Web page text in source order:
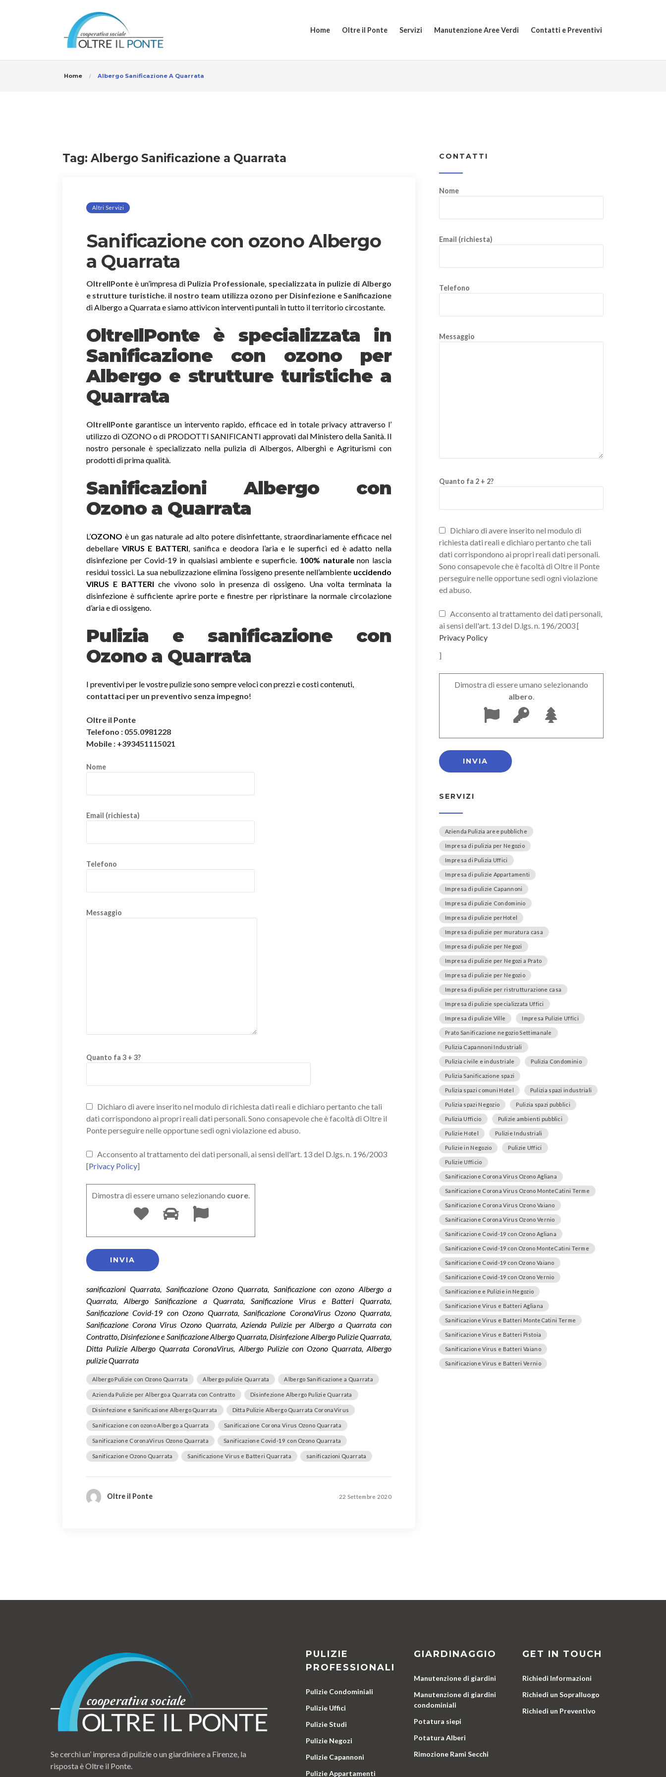
Home Oltre il Ponte Servizi Manutenzione Aree Verdi Contatti e Preventivi
Home Albergo Sanificazione A Quarrata
Tag: Albergo Sanificazione a Quarrata
Altri Servizi
Sanificazione con ozono Albergo
a Quarrata
OltreIlPonte è un’impresa di Pulizia Professionale, specializzata in pulizie di Albergo
e strutture turistiche. il nostro team utilizza ozono per Disinfezione e Sanificazione
di Albergo a Quarrata e siamo attivicon interventi puntali in tutto il territorio circostante.
OltreIlPonte è specializzata in
Sanificazione con ozono per
Albergo e strutture turistiche a
Quarrata
OltreIlPonte garantisce un intervento rapido, efficace ed in totale privacy attraverso l’
utilizzo di OZONO o di PRODOTTI SANIFICANTI approvati dal Ministero della Sanità. Il
nostro personale è specializzato nella pulizia di Albergos, Alberghi e Agriturismi con
prodotti di prima qualità.
Sanificazioni Albergo con
Ozono a Quarrata
L’OZONO è un gas naturale ad alto potere disinfettante, straordinariamente efficace nel
debellare VIRUS E BATTERI, sanifica e deodora l’aria e le superfici ed è adatto nella
disinfezione per Covid-19 in qualsiasi ambiente e superficie. 100% naturalenon lascia
residui tossici. La sua nebulizzazione elimina l’ossigeno presente nell’ambiente uccidendo
VIRUS E BATTERI che vivono solo in presenza di ossigeno. Una volta terminata la
disinfezione è sufficiente aprire porte e finestre per ripristinare la normale circolazione
d’aria e di ossigeno.
Pulizia e sanificazione con
Ozono a Quarrata
I preventivi per le vostre pulizie sono sempre veloci con prezzi e costi contenuti,
contattaci per un preventivo senza impegno!
Oltre il Ponte
Telefono : 055.0981228
Mobile : +393451115021
Nome
Email (richiesta)
Telefono
Messaggio
Quanto fa 3 + 3?
Dichiaro di avere inserito nel modulo di richiesta dati reali e dichiaro pertanto che tali
dati corrispondono ai propri reali dati personali. Sono consapevole che è facoltà di Oltre il
Ponte perseguire nelle opportune sedi ogni violazione ed abuso.
Acconsento al trattamento dei dati personali, ai sensi dell'art. 13 del D.lgs. n. 196/2003
[Privacy Policy]
Dimostra di essere umano selezionando cuore.
sanificazioni Quarrata, Sanificazione Ozono Quarrata, Sanificazione con ozono Albergo a
Quarrata, Albergo Sanificazione a Quarrata, Sanificazione Virus e Batteri Quarrata,
Sanificazione Covid-19 con Ozono Quarrata, Sanificazione CoronaVirus Ozono Quarrata,
Sanificazione Corona Virus Ozono Quarrata, Azienda Pulizie per Albergo a Quarrata con
Contratto, Disinfezione e Sanificazione Albergo Quarrata, Disinfezione Albergo Pulizie Quarrata,
Ditta Pulizie Albergo Quarrata CoronaVirus, Albergo Pulizie con Ozono Quarrata, Albergo
pulizie Quarrata
Albergo Pulizie con Ozono Quarrata Albergo pulizie Quarrata Albergo Sanificazione a Quarrata
Azienda Pulizie per Albergo a Quarrata con Contratto Disinfezione Albergo Pulizie Quarrata
Disinfezione e Sanificazione Albergo Quarrata Ditta Pulizie Albergo Quarrata CoronaVirus
Sanificazione con ozono Albergo a Quarrata Sanificazione Corona Virus Ozono Quarrata
Sanificazione CoronaVirus Ozono Quarrata Sanificazione Covid-19 con Ozono Quarrata
Sanificazione Ozono Quarrata Sanificazione Virus e Batteri Quarrata sanificazioni Quarrata
Oltre il Ponte 22 Settembre 2020
CONTATTI
Nome
Email (richiesta)
Telefono
Messaggio
Quanto fa 2 + 2?
Dichiaro di avere inserito nel modulo di
richiesta dati reali e dichiaro pertanto che tali
dati corrispondono ai propri reali dati personali.
Sono consapevole che è facoltà di Oltre il Ponte
perseguire nelle opportune sedi ogni violazione
ed abuso.
Acconsento al trattamento dei dati personali,
ai sensi dell'art. 13 del D.lgs. n. 196/2003 [
Privacy Policy
]
Dimostra di essere umano selezionando
albero.
SERVIZI
Azienda Pulizia aree pubbliche
Impresa di pulizia per Negozio
Impresa di Pulizia Uffici
Impresa di pulizie Appartamenti
Impresa di pulizie Capannoni
Impresa di pulizie Condominio
Impresa di pulizie perHotel
Impresa di pulizie per muratura casa
Impresa di pulizie per Negozi
Impresa di pulizie per Negozi a Prato
Impresa di pulizie per Negozio
Impresa di pulizie per ristrutturazione casa
Impresa di pulizie specializzata Uffici
Impresa di pulizie Ville Impresa Pulizie Uffici
Prato Sanificazione negozio Settimanale
Pulizia Capannoni Industriali
Pulizia civile e industriale Pulizia Condominio
Pulizia Sanificazione spazi
Pulizia spazi comuni Hotel Pulizia spazi industriali
Pulizia spazi Negozio Pulizia spazi pubblici
Pulizia Ufficio Pulizie ambienti pubblici
Pulizie Hotel Pulizie Industriali
Pulizie in Negozio Pulizie Uffici
Pulizie Ufficio
Sanificazione Corona Virus Ozono Agliana
Sanificazione Corona Virus Ozono MonteCatini Terme
Sanificazione Corona Virus Ozono Vaiano
Sanificazione Corona Virus Ozono Vernio
Sanificazione Covid-19 con Ozono Agliana
Sanificazione Covid-19 con Ozono MonteCatini Terme
Sanificazione Covid-19 con Ozono Vaiano
Sanificazione Covid-19 con Ozono Vernio
Sanificazione e Pulizie in Negozio
Sanificazione Virus e Batteri Agliana
Sanificazione Virus e Batteri MonteCatini Terme
Sanificazione Virus e Batteri Pistoia
Sanificazione Virus e Batteri Vaiano
Sanificazione Virus e Batteri Vernio
Se cerchi un’ impresa di pulizie o un giardiniere a Firenze, la
risposta è Oltre il Ponte.
PULIZIE
PROFESSIONALI
Pulizie Condominiali
Pulizie Uffici
Pulizie Studi
Pulizie Negozi
Pulizie Capannoni
Pulizie Appartamenti
GIARDINAGGIO
Manutenzione di giardini
Manutenzione di giardini
condominiali
Potatura siepi
Potatura Alberi
Rimozione Rami Secchi
GET IN TOUCH
Richiedi Informazioni
Richiedi un Sopralluogo
Richiedi un Preventivo